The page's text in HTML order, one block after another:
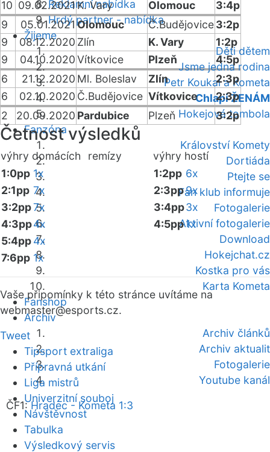
Reklamní nabídka
Hrdý partner - nabídka
Žijeme
Děti dětem
Jsme jedna rodina
Petr Koukal a Kometa
Chlapi ŽENÁM
Hokejová tombola
Fanzóna
Království Komety
Dortiáda
Ptejte se
Fan klub informuje
Fotogalerie
Aktivní fotogalerie
Download
Hokejchat.cz
Kostka pro vás
Karta Kometa
Fanshop
Archiv
Archiv článků
Archiv aktualit
Fotogalerie
Youtube kanál
ČF1:Hradec - Kometa 1:3
10 09.02.2021K. Vary Olomouc
3:4p
9
05.01.2021 Olomouc Č.Budějovice3:2p
9
08.12.2020 Zlín K. Vary
1:2p
9
04.10.2020Vítkovice Plzeň
4:5p
6
21.12.2020 Ml. Boleslav Zlín
2:3p
6
02.10.2020 Č.Budějovice Vítkovice
2:3p
2
20.09.2020 Pardubice Plzeň 3:2p
Četnost výsledků
výhry domácích remízy výhry hostí
1:0pp 1x
2:1pp 7x
3:2pp7x
4:3pp4x
5:4pp4x
7:6pp 1x
1:2pp 6x
2:3pp9x
3:4pp3x
4:5pp1x
Vaše připomínky k této stránce uvítáme na
webmaster@esports.cz.
Tweet
Tipsport extraliga
Přípravná utkání
Liga mistrů
Univerzitní souboj
Návštěvnost
Tabulka
Výsledkový servis